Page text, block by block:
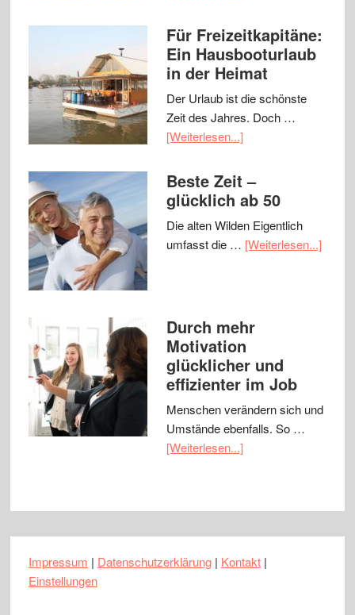
Für Freizeitkapitäne:
Ein Hausbooturlaub
in der Heimat
Der Urlaub ist die schönste
Zeit des Jahres. Doch …
[Weiterlesen...]
Beste Zeit –
glücklich ab 50
Die alten Wilden Eigentlich
umfasst die … [Weiterlesen...]
Durch mehr
Motivation
glücklicher und
effizienter im Job
Menschen verändern sich und
Umstände ebenfalls. So …
[Weiterlesen...]
Impressum | Datenschutzerklärung| Kontakt|
Einstellungen